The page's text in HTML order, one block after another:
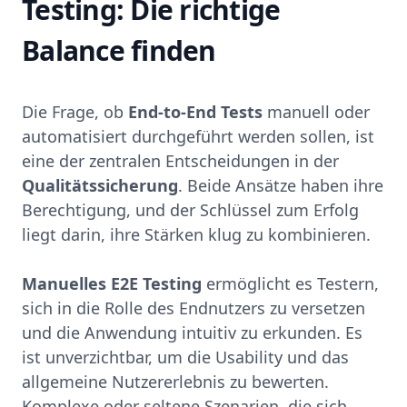
Testing: Die richtige
Balance finden
Die Frage, ob End-to-End Tests manuell oder
automatisiert durchgeführt werden sollen, ist
eine der zentralen Entscheidungen in der
Qualitätssicherung. Beide Ansätze haben ihre
Berechtigung, und der Schlüssel zum Erfolg
liegt darin, ihre Stärken klug zu kombinieren.
Manuelles E2E Testing ermöglicht es Testern,
sich in die Rolle des Endnutzers zu versetzen
und die Anwendung intuitiv zu erkunden. Es
ist unverzichtbar, um die Usability und das
allgemeine Nutzererlebnis zu bewerten.